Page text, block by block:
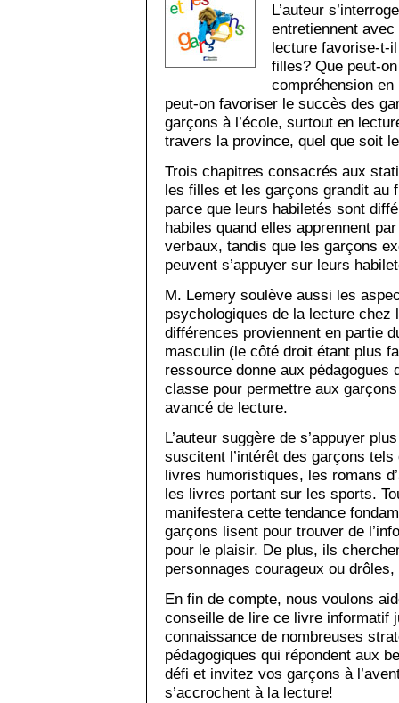
L’auteur
entretiennent avec
lecture favorise-t-
filles? Que peut-
compréhension
peut-on favoriser le succès des
garçons à l’école, surtout en
travers la province, quel que soit
Trois chapitres consacrés aux
les filles et les garçons grandit au
parce que leurs habiletés sont
habiles quand elles apprennent
verbaux, tandis que les garçons
peuvent s’appuyer sur leurs
M. Lemery soulève aussi les
psychologiques de la lecture
différences proviennent en partie
masculin (le côté droit étant plus
ressource donne aux pédagogues
classe pour permettre aux
avancé de lecture.
L’auteur suggère de s’appuyer
suscitent l’intérêt des garçons
livres humoristiques, les romans
les livres portant sur les sports.
manifestera cette tendance
garçons lisent pour trouver de
pour le plaisir. De plus, ils
personnages courageux ou
En fin de compte, nous voulons
conseille de lire ce livre informatif
connaissance de nombreuses
pédagogiques qui répondent aux
défi et invitez vos garçons à
s’accrochent à la lecture!